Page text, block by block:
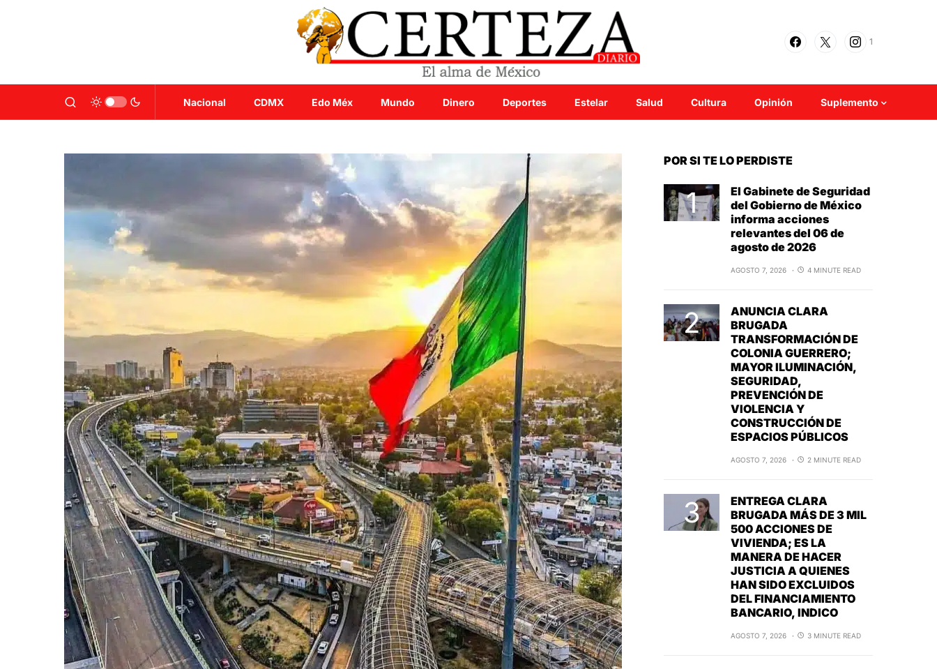
1
Nacional CDMX Edo Méx Mundo Dinero Deportes Estelar Salud Cultura Opinión Suplemento
POR SI TE LO PERDISTE
El Gabinete de Seguridad
del Gobierno de México
informa acciones
relevantes del 06 de
agosto de 2026
AGOSTO 7, 2026 4 MINUTE READ
ANUNCIA CLARA
BRUGADA
TRANSFORMACIÓN DE
COLONIA GUERRERO;
MAYOR ILUMINACIÓN,
SEGURIDAD,
PREVENCIÓN DE
VIOLENCIA Y
CONSTRUCCIÓN DE
ESPACIOS PÚBLICOS
AGOSTO 7, 2026 2 MINUTE READ
ENTREGA CLARA
BRUGADA MÁS DE 3 MIL
500 ACCIONES DE
VIVIENDA; ES LA
MANERA DE HACER
JUSTICIA A QUIENES
HAN SIDO EXCLUIDOS
DEL FINANCIAMIENTO
BANCARIO, INDICO
AGOSTO 7, 2026 3 MINUTE READ